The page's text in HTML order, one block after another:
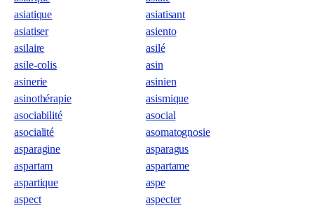
asiatique
asiatisant
asiatiser
asiento
asilaire
asilé
asile-colis
asin
asinerie
asinien
asinothérapie
asismique
asociabilité
asocial
asocialité
asomatognosie
asparagine
asparagus
aspartam
aspartame
aspartique
aspe
aspect
aspecter